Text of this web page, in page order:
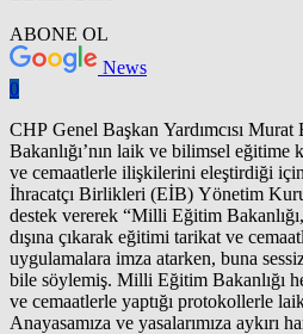
ABONE OL
News
0
CHP Genel Başkan Yardımcısı
Bakanlığı’nın laik ve bilimsel eğitime
ve cemaatlerle ilişkilerini eleştirdiği
İhracatçı Birlikleri (EİB) Yönetim
destek vererek “Milli Eğitim
dışına çıkarak eğitimi tarikat ve
uygulamalara imza atarken, buna
bile söylemiş. Milli Eğitim Bakanlığı
ve cemaatlerle yaptığı protokollerle
Anayasamıza ve yasalarımıza aykırı